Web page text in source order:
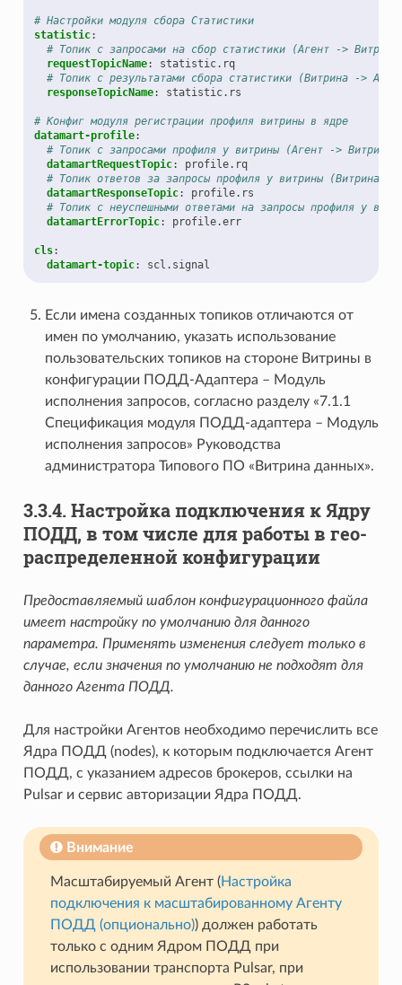
# Настройки модуля сбора Статистики
statistic:
# Топик с запросами на сбор статистики (Агент ->
requestTopicName:
statistic.rq
# Топик с результатами сбора статистики (Витрина ->
responseTopicName: statistic.rs
# Конфиг модуля регистрации профиля витрины в ядре
datamart-profile:
# Топик с запросами профиля у витрины (Агент -> Витрина)
datamartRequestTopic:
profile.rq
# Топик ответов за запросы профиля у витрины (Витрина -
datamartResponseTopic:
profile.rs
# Топик с неуспешными ответами на запросы профиля у
datamartErrorTopic: profile.err
cls:
datamart-topic: scl.signal
Если имена созданных топиков отличаются от
имен по умолчанию, указать использование
пользовательских топиков на стороне Витрины в
конфигурации ПОДД-Адаптера – Модуль
исполнения запросов, согласно разделу «7.1.1
Спецификация модуля ПОДД-адаптера – Модуль
исполнения запросов» Руководства
администратора Типового ПО «Витрина данных».
3.3.4. Настройка подключения к Ядру
ПОДД, в том числе для работы в гео-
распределенной конфигурации
Предоставляемый шаблон конфигурационного файла
имеет настройку по умолчанию для данного
параметра. Применять изменения следует только в
случае, если значения по умолчанию не подходят для
данного Агента ПОДД.
Для настройки Агентов необходимо перечислить все
Ядра ПОДД (nodes), к которым подключается Агент
ПОДД, с указанием адресов брокеров, ссылки на
Pulsar и сервис авторизации Ядра ПОДД.
Внимание
Масштабируемый Агент (Настройка
подключения к масштабированному Агенту
ПОДД (опционально)) должен работать
только с одним Ядром ПОДД при
использовании транспорта Pulsar, при